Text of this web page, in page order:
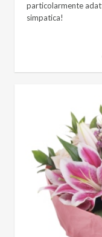
particolarmente
simpatica!